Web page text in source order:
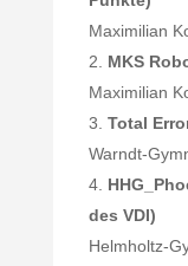
Maximilian
MKS
Maximilian
Total
Warndt-
des VDI)
Helmholtz-